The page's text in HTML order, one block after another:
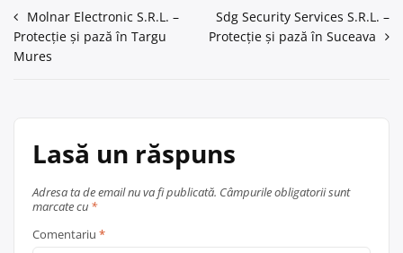
Navigare
în
Molnar Electronic S.R.L. –
Protecție și pază în Targu
Mures
Sdg Security Services S.R.L. –
Protecție și pază în Suceava
Lasă un răspuns
Adresa ta de email nu va fi publicată. Câmpurile obligatorii sunt
marcate cu *
Comentariu *